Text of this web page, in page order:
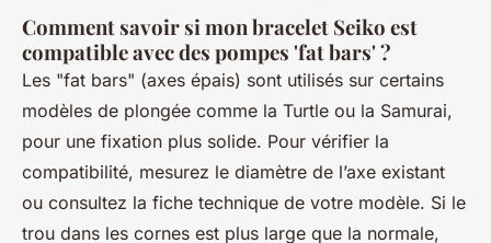
Comment savoir si mon bracelet Seiko est
compatible avec des pompes 'fat bars' ?
Les "fat bars" (axes épais) sont utilisés sur certains
modèles de plongée comme la Turtle ou la Samurai,
pour une fixation plus solide. Pour vérifier la
compatibilité, mesurez le diamètre de l’axe existant
ou consultez la fiche technique de votre modèle. Si le
trou dans les cornes est plus large que la normale,